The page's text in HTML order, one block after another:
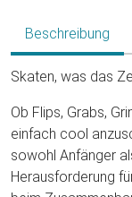
Beschreibung
Skaten, was das
Ob Flips, Grabs,
einfach cool
sowohl Anfänger
Herausforderung